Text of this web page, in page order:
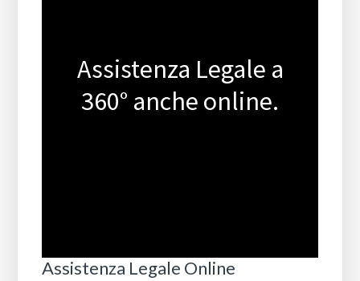
Assistenza Legale a
360° anche online.
Assistenza Legale Online